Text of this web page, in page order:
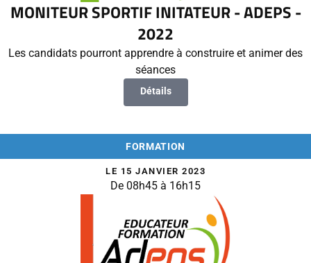
MONITEUR SPORTIF INITATEUR - ADEPS -
2022
Les candidats pourront apprendre à construire et animer des
séances
Détails
FORMATION
LE 15 JANVIER 2023
De 08h45 à 16h15